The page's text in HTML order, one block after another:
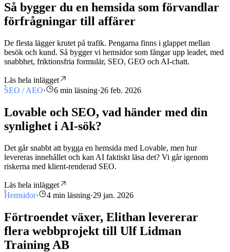
Så bygger du en hemsida som förvandlar
förfrågningar till affärer
De flesta lägger krutet på trafik. Pengarna finns i glappet mellan
besök och kund. Så bygger vi hemsidor som fångar upp leadet, med
snabbhet, friktionsfria formulär, SEO, GEO och AI-chatt.
Läs hela inlägget
SEO / AEO· 6 min läsning·26 feb. 2026
Lovable och SEO, vad händer med din
synlighet i AI-sök?
Det går snabbt att bygga en hemsida med Lovable, men hur
levereras innehållet och kan AI faktiskt läsa det? Vi går igenom
riskerna med klient-renderad SEO.
Läs hela inlägget
Hemsidor· 4 min läsning·29 jan. 2026
Förtroendet växer, Elithan levererar
flera webbprojekt till Ulf Lidman
Training AB